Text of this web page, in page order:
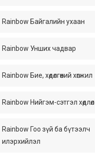
Rainbow Байгалийн ухаан
Rainbow Унших чадвар
Rainbow Бие, хөдөлгөөний хөгжил
Rainbow Нийгэм-сэтгэл хөдлөл
Rainbow Гоо зүй ба бүтээлч
илэрхийлэл